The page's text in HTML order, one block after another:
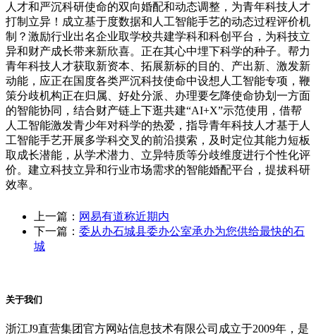
人才和严沉科研使命的双向婚配和动态调整，为青年科技人才
打制立异！成立基于度数据和人工智能手艺的动态过程评价机
制？激励行业出名企业取学校共建学科和科创平台，为科技立
异和财产成长带来新欣喜。正在其心中埋下科学的种子。帮力
青年科技人才获取新资本、拓展新标的目的、产出新、激发新
动能，应正在国度各类严沉科技使命中设想人工智能专项，鞭
策分歧机构正在归属、好处分派、办理要乞降使命协划一方面
的智能协同，结合财产链上下逛共建“AI+X”示范使用，借帮
人工智能激发青少年对科学的热爱，指导青年科技人才基于人
工智能手艺开展多学科交叉的前沿摸索，及时定位其能力短板
取成长潜能，从学术潜力、立异特质等分歧维度进行个性化评
价。建立科技立异和行业市场需求的智能婚配平台，提拔科研
效率。
上一篇： 网易有道称近期内
下一篇： 委从办石城县委办公室承办为您供给最快的石
城
关于我们
浙江J9直营集团官方网站信息技术有限公司成立于2009年，是